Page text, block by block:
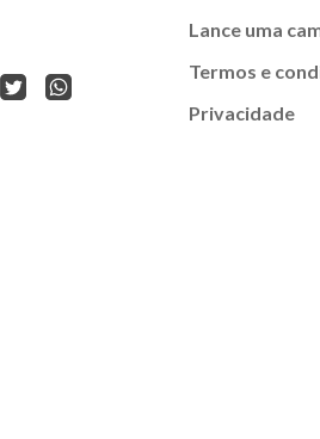
Lance uma
Termos e
Privacidade